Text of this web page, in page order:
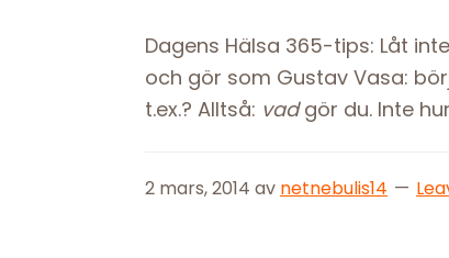
Dagens Hälsa 365-tips: Låt inte
och gör som Gustav Vasa:
t.ex.? Alltså: vadgör du. Inte
2 mars, 2014 av netnebulis14